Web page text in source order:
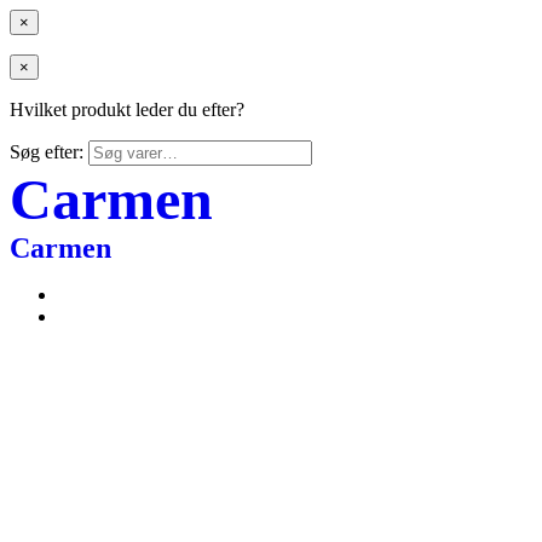
×
×
Hvilket produkt leder du efter?
Søg efter:
Carmen
Carmen